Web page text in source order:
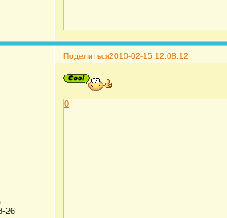
Поделиться2010-02-15 12:08:12
26
0